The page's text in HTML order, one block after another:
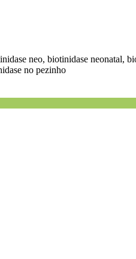
neo, biotinidase neonatal,
no pezinho